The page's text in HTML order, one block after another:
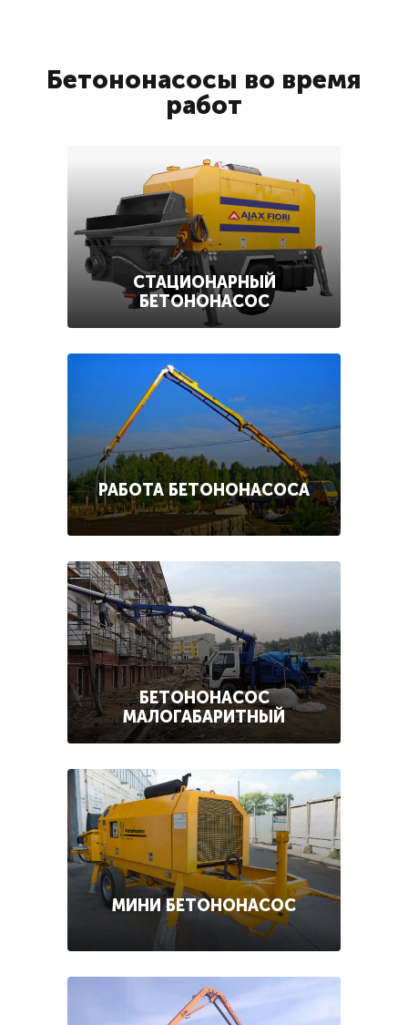
Бетононасосы во время
работ
СТАЦИОНАРНЫЙ
БЕТОНОНАСОС
РАБОТА БЕТОНОНАСОСА
БЕТОНОНАСОС
МАЛОГАБАРИТНЫЙ
МИНИ БЕТОНОНАСОС